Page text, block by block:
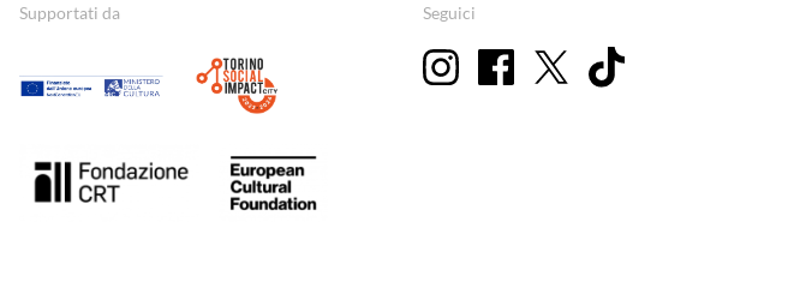
Supportati da Seguici